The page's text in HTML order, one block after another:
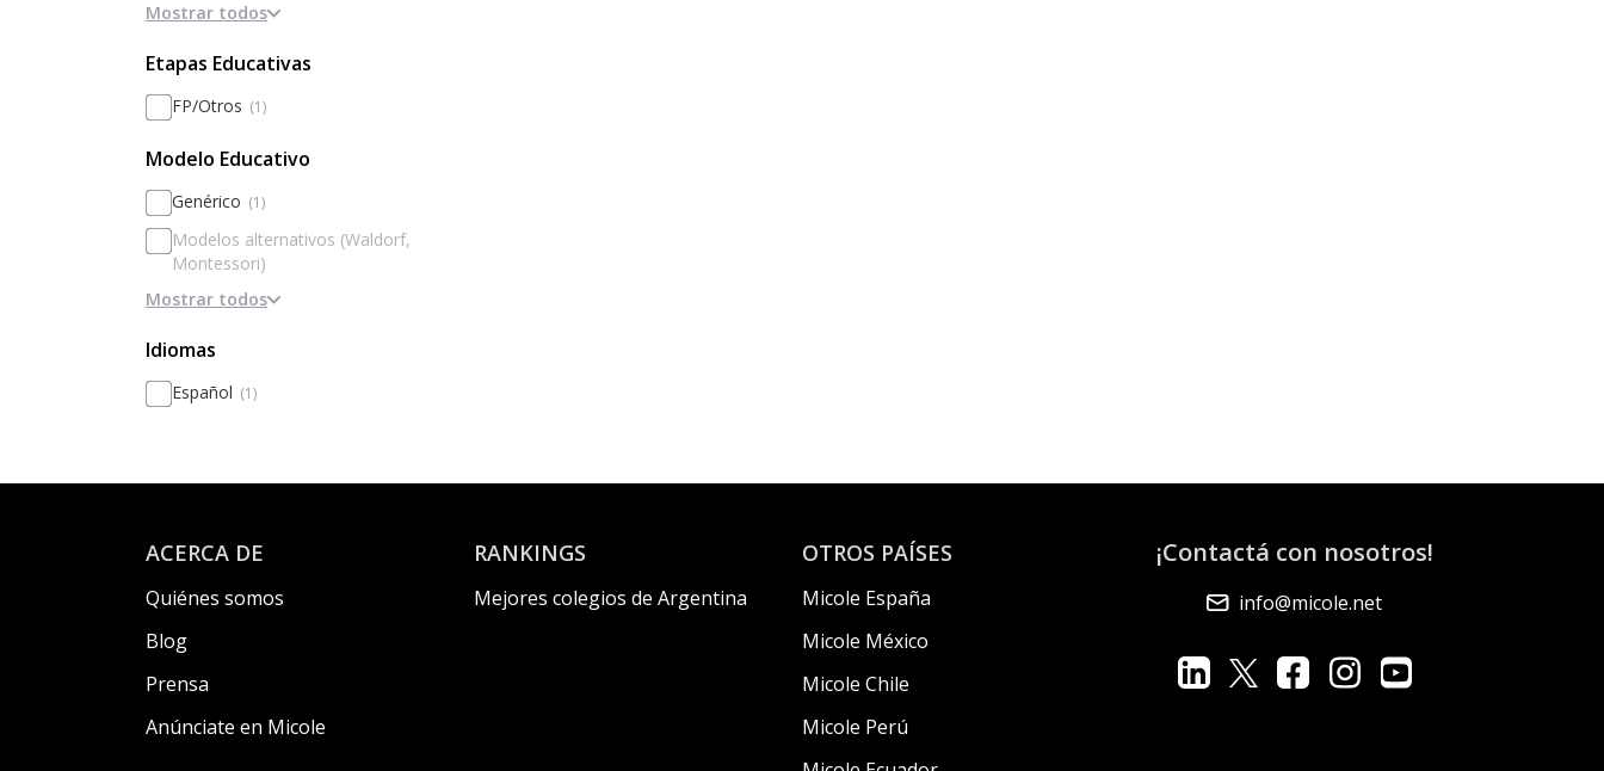
Femenino
Diferenciado por sexos
Mostrar todos
Etapas Educativas
FP/Otros (1)
Modelo Educativo
Genérico (1)
Modelos alternativos (Waldorf,
Montessori)
Basado en la disciplina / internados
Mostrar todos
Idiomas
Español (1)
ACERCA DE
Quiénes somos
Blog
Prensa
Anúnciate en Micole
RANKINGS
Mejores colegios de Argentina
OTROS PAÍSES
Micole España
Micole México
Micole Chile
Micole Perú
¡Contactá con nosotros!
info@micole.net